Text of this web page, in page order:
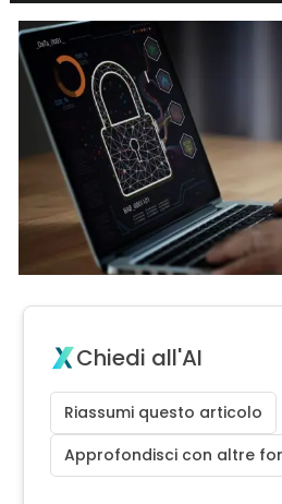
Chiedi all'AI
Riassumi questo articolo
Approfondisci con altre